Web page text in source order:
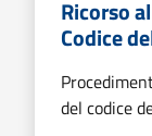
Ricorso
Codice
del codice